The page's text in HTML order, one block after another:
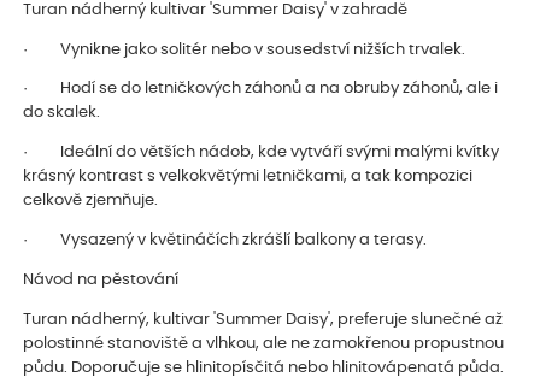
Turan nádherný kultivar 'Summer Daisy' v zahradě
· Vynikne jako solitér nebo v sousedství nižších trvalek.
· Hodí se do letničkových záhonů a na obruby záhonů, ale i
do skalek.
· Ideální do větších nádob, kde vytváří svými malými kvítky
krásný kontrast s velkokvětými letničkami, a tak kompozici
celkově zjemňuje.
· Vysazený v květináčích zkrášlí balkony a terasy.
Návod na pěstování
Turan nádherný, kultivar 'Summer Daisy', preferuje slunečné až
polostinné stanoviště a vlhkou, ale ne zamokřenou propustnou
půdu. Doporučuje se hlinitopísčitá nebo hlinitovápenatá půda.